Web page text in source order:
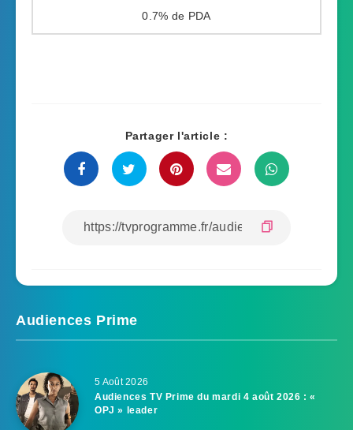
0.7%
Partager l'article :
Audiences Prime
5 Août 2026
Audiences TV Prime du mardi 4 août 2026 : «
OPJ » leader